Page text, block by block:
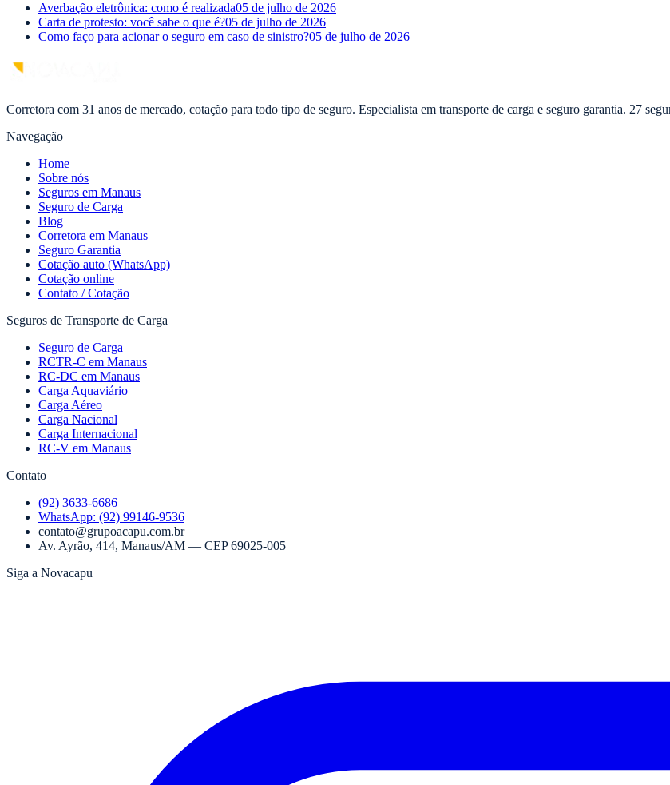
Averbação eletrônica: como é realizada05 de julho de 2026
Carta de protesto: você sabe o que é?05 de julho de 2026
Como faço para acionar o seguro em caso de sinistro?05 de julho de 2026
Corretora com 31 anos de mercado, cotação para todo tipo de seguro. Especialista em transporte de carga e seguro garantia. 27
Navegação
Home
Sobre nós
Seguros em Manaus
Seguro de Carga
Blog
Corretora em Manaus
Seguro Garantia
Cotação auto (WhatsApp)
Cotação online
Contato / Cotação
Seguros de Transporte de Carga
Seguro de Carga
RCTR-C em Manaus
RC-DC em Manaus
Carga Aquaviário
Carga Aéreo
Carga Nacional
Carga Internacional
RC-V em Manaus
Contato
(92) 3633-6686
WhatsApp: (92) 99146-9536
contato@grupoacapu.com.br
Av. Ayrão, 414, Manaus/AM — CEP69025-005
Siga a Novacapu